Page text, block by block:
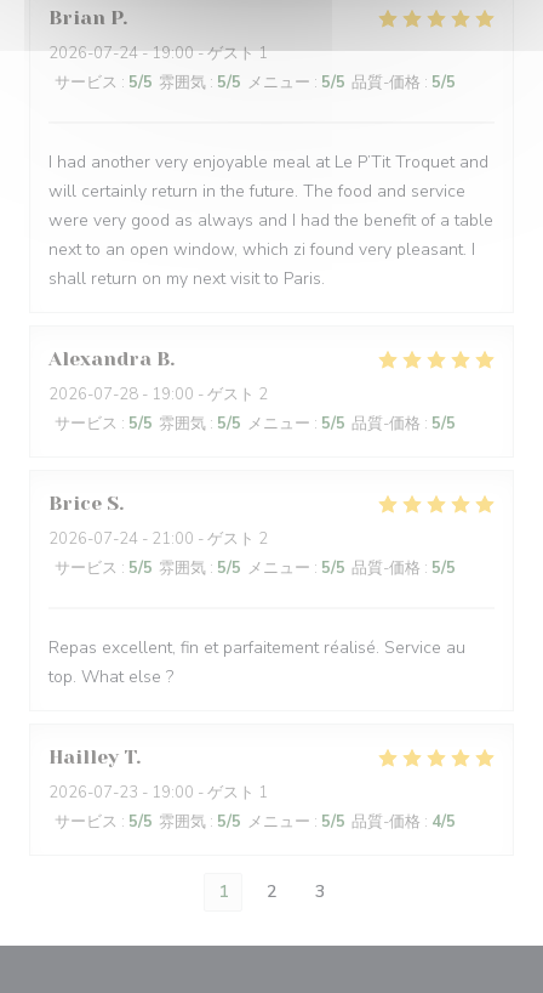
Brian P
2026-07-24- 19:00 - ゲスト 1
サービス : 5/5 雰囲気 : 5/5 メニュー : 5/5 品質-価格 : 5/5
I had another very enjoyable meal at Le P’Tit Troquet and
will certainly return in the future. The food and service
were very good as always and I had the benefit of a table
next to an open window, which zi found very pleasant. I
shall return on my next visit to Paris.
Alexandra B
2026-07-28 - 19:00 - ゲスト 2
サービス : 5/5 雰囲気 : 5/5 メニュー : 5/5 品質-価格 : 5/5
Brice S
2026-07-24 - 21:00 - ゲスト 2
サービス : 5/5 雰囲気 : 5/5 メニュー : 5/5 品質-価格 : 5/5
Repas excellent, fin et parfaitement réalisé. Service au
top. What else ?
Hailley T
2026-07-23 - 19:00 - ゲスト 1
サービス : 5/5 雰囲気 : 5/5 メニュー : 5/5 品質-価格 : 4/5
1 2 3